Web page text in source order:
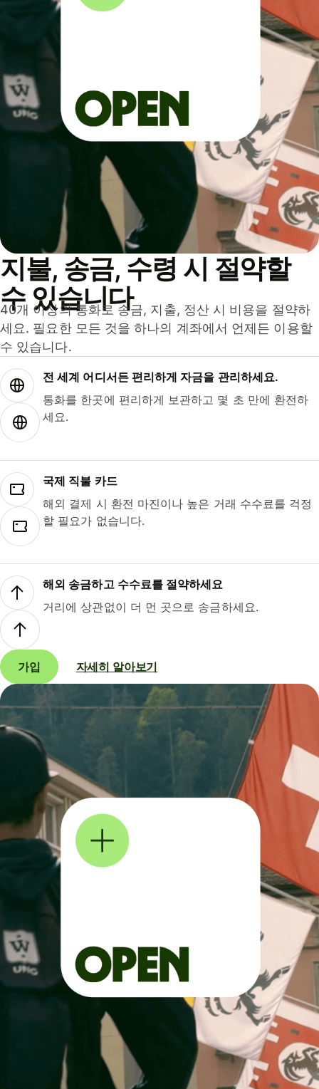
지불, 송금, 수령 시 절약할
수 있습니다
40개 이상의 통화로 송금, 지출, 정산 시 비용을 절약하
세요. 필요한 모든 것을 하나의 계좌에서 언제든 이용할
수 있습니다.
전 세계 어디서든 편리하게 자금을 관리하세요.
통화를 한곳에 편리하게 보관하고 몇 초 만에 환전하
세요.
국제 직불 카드
해외 결제 시 환전 마진이나 높은 거래 수수료를 걱정
할 필요가 없습니다.
해외 송금하고 수수료를 절약하세요
거리에 상관없이 더 먼 곳으로 송금하세요.
가입 자세히 알아보기